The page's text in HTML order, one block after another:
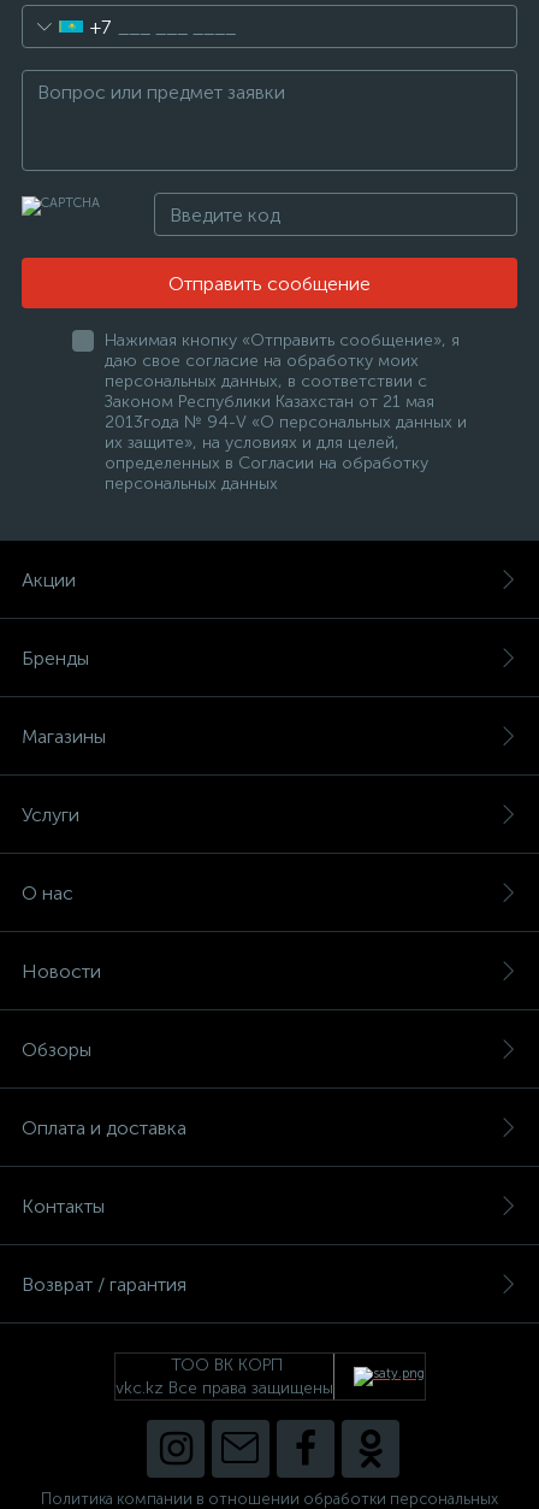
+7
Отправить сообщение
Нажимая кнопку «Отправить сообщение», я
даю свое согласие на обработку моих
персональных данных, в соответствии с
Законом Республики Казахстан от 21 мая
2013года № 94-V «О персональных данных и
их защите», на условиях и для целей,
определенных в Согласии на обработку
персональных данных
Акции
Бренды
Магазины
Услуги
О нас
Новости
Обзоры
Оплата и доставка
Контакты
Возврат / гарантия
ТОО ВК КОРП
vkc.kz Все права защищены
Политика компании в отношении обработки персональных